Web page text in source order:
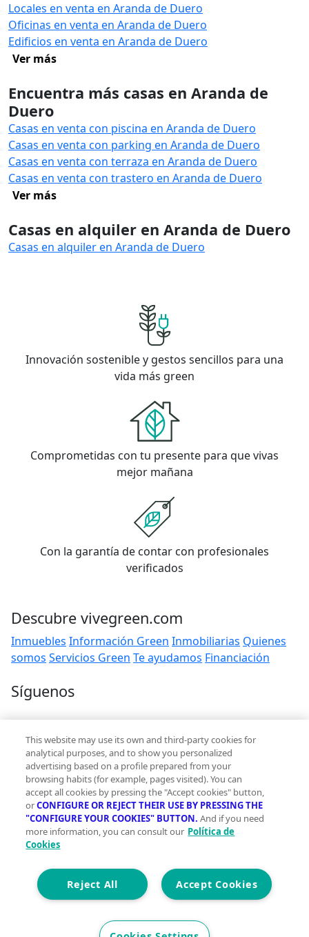
Locales en venta en Aranda de Duero
Oficinas en venta en Aranda de Duero
Edificios en venta en Aranda de Duero
Ver más
Encuentra más casas en Aranda de
Duero
Casas en venta con piscina en Aranda de Duero
Casas en venta con parking en Aranda de Duero
Casas en venta con terraza en Aranda de Duero
Casas en venta con trastero en Aranda de Duero
Ver más
Casas en alquiler en Aranda de Duero
Casas en alquiler en Aranda de Duero
Innovación sostenible y gestos sencillos para una
vida más green
Comprometidas con tu presente para que vivas
mejor mañana
Con la garantía de contar con profesionales
verificados
Descubre vivegreen.com
Inmuebles Información Green Inmobiliarias Quienes
somos Servicios Green Te ayudamos Financiación
Síguenos
Contacto
hola@vivegreen.com
Aviso Legal
Condiciones de uso
Politica de privacidad
Política de cookies
Accesibilidad
© 2026 Vivegreen - Todos los derechos reservados - UCI
This website may use its own and third-party cookies for
analytical purposes, and to show you personalized
advertising based on a profile prepared from your
browsing habits (for example, pages visited). You can
accept all cookies by pressing the "Accept cookies" button,
orCONFIGURE OR REJECT THEIR USE BY PRESSING THE
"CONFIGURE YOUR COOKIES" BUTTON. And if you need
more information, you can consult our Política de
Cookies
Accept Cookies
Reject All